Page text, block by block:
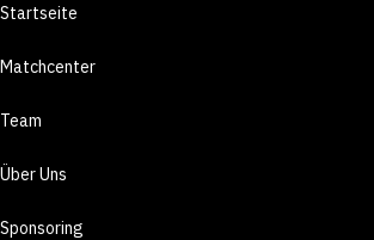
Startseite
Matchcenter
Team
Über Uns
Sponsoring